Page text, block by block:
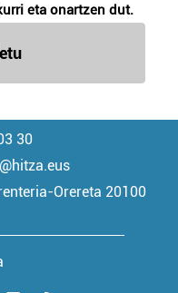
eta onartzen dut.
30
Orereta 20100